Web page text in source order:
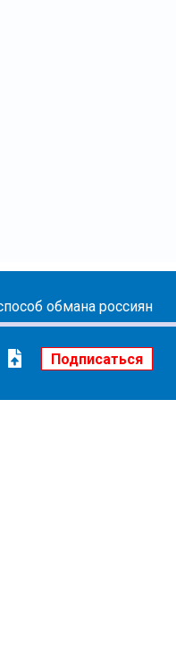
обмана россиян